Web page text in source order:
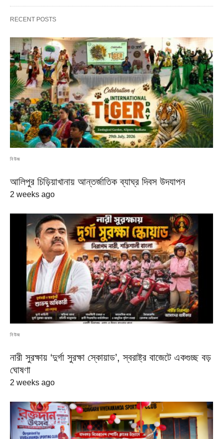
RECENT POSTS
নিউজ
আলিপুর চিড়িয়াখানায় আন্তর্জাতিক ব্যাঘ্র দিবস উদযাপন
2 weeks ago
নিউজ
নারী সুরক্ষায় ‘দুর্গা সুরক্ষা স্কোয়াড’, স্বরাষ্ট্র বাজেটে একগুচ্ছ বড়
ঘোষণা
2 weeks ago